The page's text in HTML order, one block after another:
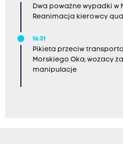
Dwa poważne wypadki w
Reanimacja kierowcy
16:31
Pikieta przeciw
Morskiego Oka; wozacy
manipulacje